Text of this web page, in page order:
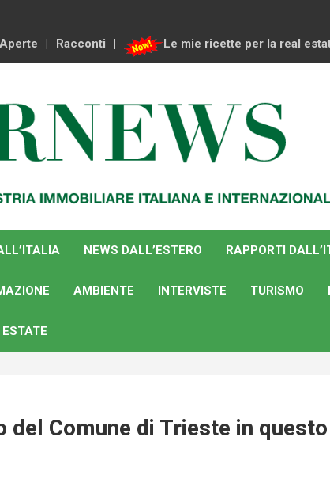
Racconti Le mie ricette per la real
NEWS DALL’ESTERO RAPPORTI
AMBIENTE INTERVISTE TURISMO
del Comune di Trieste in questo